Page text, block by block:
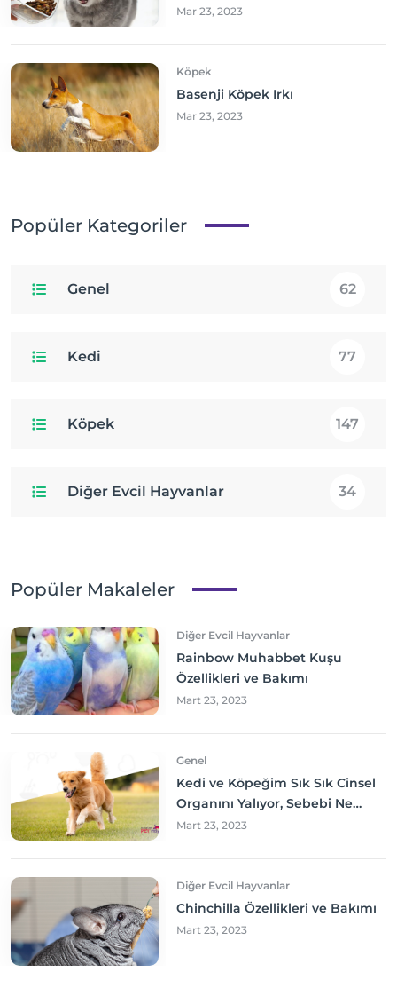
Mar 23, 2023
Köpek
Basenji Köpek Irkı
Mar 23, 2023
Popüler Kategoriler
Genel 62
Kedi 77
Köpek 147
Diğer Evcil Hayvanlar 34
Popüler Makaleler
Diğer Evcil Hayvanlar
Rainbow Muhabbet Kuşu
Özellikleri ve Bakımı
Mart 23, 2023
Genel
Kedi ve Köpeğim Sık Sık Cinsel
Organını Yalıyor, Sebebi Ne
Olabilir? Neler yapmalıyım?
Mart 23, 2023
Diğer Evcil Hayvanlar
Chinchilla Özellikleri ve Bakımı
Mart 23, 2023